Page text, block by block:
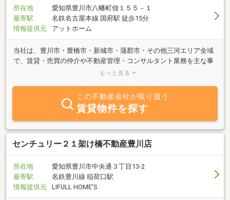
所在地
愛知県豊川市八幡町佃１５５－１
最寄駅
名鉄名古屋本線 国府駅 徒歩15分
情報提供元
アットホーム
当社は、豊川市・豊橋市・新城市・蒲郡市・その他三河エリア全域
で、賃貸・売買の仲介や不動産管理・コンサルタント業務を主な事
業内容とする会社です。アパート・マンション・貸家を貸したい方
店舗・テナント物件をお探しの方も不動産に関するご相談は、全て
当社にお任せ下さい。初めての一人暮らしや新婚さん・ファミリー
さん、ペット同居希望の方、新規開業・テナント出店希望の方など
賃貸物件に関するご相談は、何でもお気軽にお尋ね下さい。また、
収益物件（売アパート・売マンション）の売却・購入・その後の賃
貸募集・管理運営のご相談も承ります。経験豊富なベテランのスタ
ッフが、親切に対応致しますので、是非とも当社へお任せ下さい。
もっと見る
この不動産会社が取り扱う
賃貸物件を探す
センチュリー２１架け橋不動産豊川店
所在地
愛知県豊川市中央通３丁目13-2
最寄駅
名鉄豊川線 稲荷口駅
情報提供元
LIFULL HOME'S